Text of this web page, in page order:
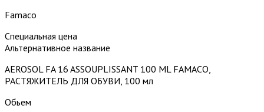
Famaco
Специальная цена
Альтернативное название
AEROSOL FA 16 ASSOUPLISSANT 100 ML FAMACO,
РАСТЯЖИТЕЛЬ ДЛЯ ОБУВИ, 100 мл
Обьем